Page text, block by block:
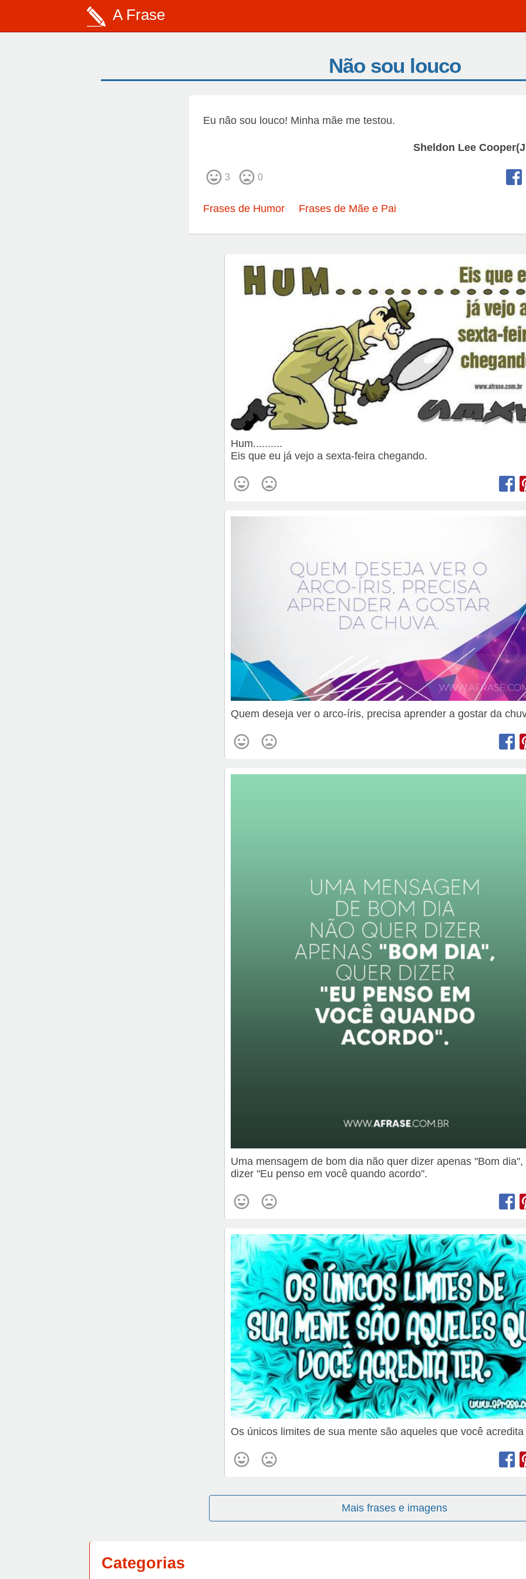
A Frase
Não sou louco
Eu não sou louco! Minha mãe me testou.
Sheldon Lee
3 0
Frases de Humor Frases de Mãe e Pai
Hum..........
Eis que eu já vejo a sexta-feira chegando.
Quem deseja ver o arco-íris, precisa aprender a gostar da
Uma mensagem de bom dia não quer dizer apenas "Bom dia",
dizer "Eu penso em você quando acordo".
Os únicos limites de sua mente são aqueles que você acredita
Mais frases e imagens
Categorias